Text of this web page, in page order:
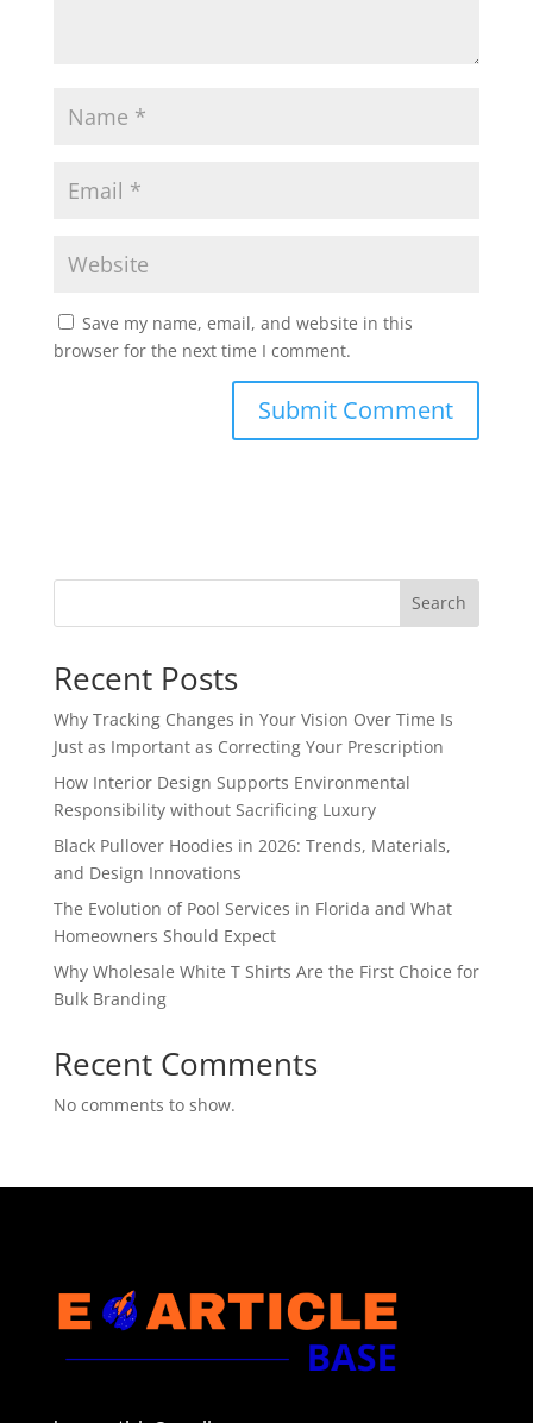
Save my name, email, and website in this
browser for the next time I comment.
Search
Recent Posts
Why Tracking Changes in Your Vision Over Time Is
Just as Important as Correcting Your Prescription
How Interior Design Supports Environmental
Responsibility without Sacrificing Luxury
Black Pullover Hoodies in 2026: Trends, Materials,
and Design Innovations
The Evolution of Pool Services in Florida and What
Homeowners Should Expect
Why Wholesale White T Shirts Are the First Choice for
Bulk Branding
Recent Comments
No comments to show.